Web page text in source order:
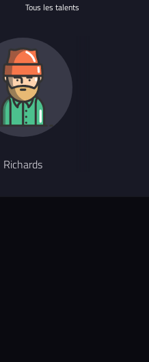
Tous les talents
Richards